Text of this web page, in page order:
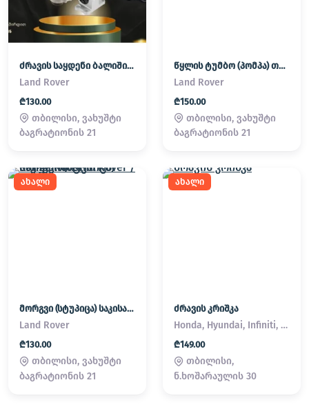
ძრავის საყდენი ბალიში (პადმატორნი) Land Rover / Range Rover
Land Rover
₾130.00
თბილისი, ვახუშტი
ბაგრატიონის 21
წყლის ტუმბო (პომპა) თერმოსტატი Land Rover / Range Rover
Land Rover
₾150.00
თბილისი, ვახუშტი
ბაგრატიონის 21
ახალი
მორგვი (სტუპიცა) საკისარი Land Rover / Range Rover
Land Rover
₾130.00
თბილისი, ვახუშტი
ბაგრატიონის 21
ახალი
ძრავის კრიშკა
Honda, Hyundai, Infiniti, Kia, Lexus, Mazda, Mitsubishi, Nissan, Subaru, Suzuki, Toyota
₾149.00
თბილისი,
ნ.ხოშარაულის 30